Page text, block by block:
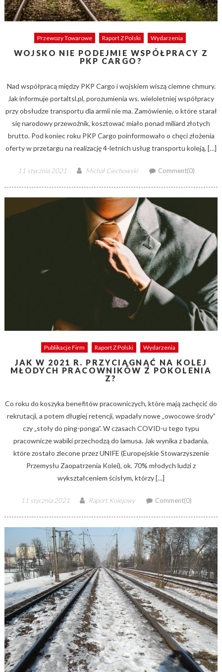
Przewozy Towarowe Raport Z Polski Wydarzenia
WOJSKO NIE PODEJMIE WSPÓŁPRACY Z
PKP CARGO?
Nad współpracą między PKP Cargo i wojskiem wiszą ciemne chmury.
Jak informuje portaltsl.pl, porozumienia ws. wieloletniej współpracy
przy obsłudze transportu dla armii nie ma. Zamówienie, o które starał
się narodowy przewoźnik, kosztować miało ponad miliard złotych
brutto. Pod koniec roku PKP Cargo poinformowało o chęci złożenia
oferty w przetargu na realizację 4-letnich usług transportu koleją, […]
Posted
11 stycznia 2021 Author
Michał Ciechowski Comment(0)
Publikacje Firm Raport Z Polski Wydarzenia
JAK W 2021 R. PRZYCIĄGNĄĆ NA KOLEJ
MŁODYCH PRACOWNIKÓW Z POKOLENIA
Z?
Co roku do koszyka benefitów pracowniczych, które mają zachęcić do
rekrutacji, a potem długiej retencji, wpadały nowe „owocowe środy”
czy „stoły do ping-ponga”. W czasach COVID-u tego typu
pracownicze wabiki przechodzą do lamusa. Jak wynika z badania,
które zostało zlecone przez UNIFE (Europejskie Stowarzyszenie
Przemysłu Zaopatrzenia Kolei), ok. 70% młodych ludzi z
wykształceniem ścisłym, którzy […]
Posted
11 stycznia 2021 Author
Raport Kolejowy Comment(0)